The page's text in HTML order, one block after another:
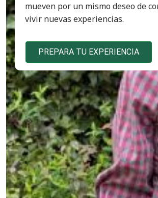
mueven por un mismo deseo de
vivir nuevas experiencias.
PREPARA TU EXPERIENCIA